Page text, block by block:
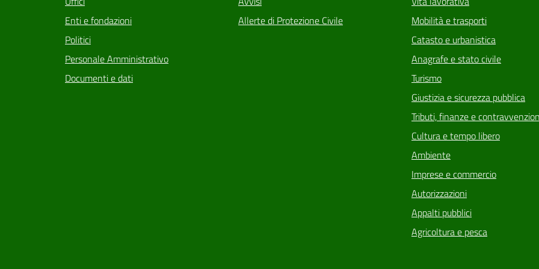
Enti e fondazioni
Politici
Personale Amministrativo
Documenti e dati
Allerte di Protezione Civile
Mobilità e trasporti
Catasto e urbanistica
Anagrafe e stato civile
Turismo
Giustizia e sicurezza pubblica
Tributi, finanze e
Cultura e tempo libero
Ambiente
Imprese e commercio
Autorizzazioni
Appalti pubblici
Agricoltura e pesca